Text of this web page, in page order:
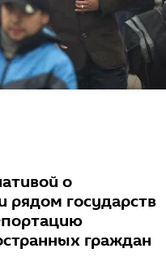
о
рядом государств
граждан